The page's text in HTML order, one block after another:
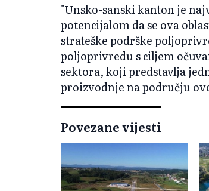
"Unsko-sanski kanton je
potencijalom da se ova
strateške podrške
poljoprivredu s ciljem
sektora, koji predstavlja
proizvodnje na području
Povezane vijesti